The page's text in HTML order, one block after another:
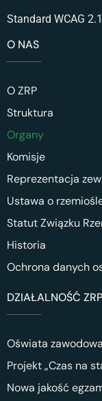
Standard WCAG
O NAS
O ZRP
Struktura
Organy
Komisje
Reprezentacja
Ustawa o
Statut Związku
Historia
Ochrona danych
DZIAŁALNOŚĆ ZRP
Oświata zawodowa
Projekt „Czas na
Nowa jakość